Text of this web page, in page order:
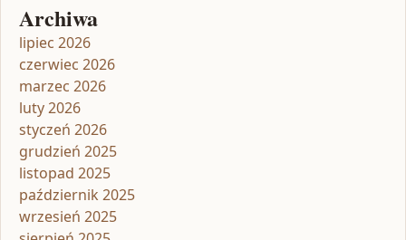
Archiwa
lipiec 2026
czerwiec 2026
marzec 2026
luty 2026
styczeń 2026
grudzień 2025
listopad 2025
październik 2025
wrzesień 2025